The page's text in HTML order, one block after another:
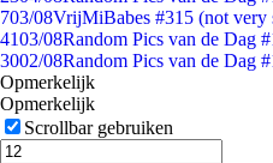
703/08VrijMiBabes #315 (not very
4103/08Random Pics van de Dag
3002/08Random Pics van de Dag
Opmerkelijk
Opmerkelijk
Scrollbar gebruiken